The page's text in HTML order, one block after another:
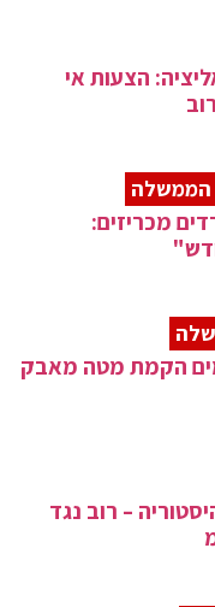
הצעות אי
הממשלה
מכריזים:
הקמת מטה מאבק
– רוב נגד